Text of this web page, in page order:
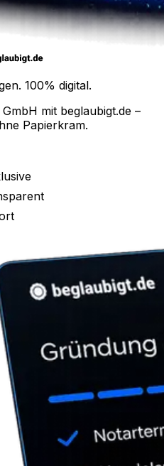
100% digital.
mit beglaubigt.de –
Papierkram.